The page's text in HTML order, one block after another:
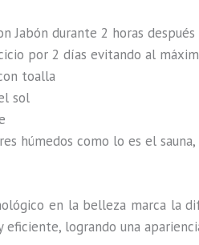
Jabón durante 2 horas
por 2 días evitando al
toalla
sol
húmedos como lo es el
en la belleza marca la
eficiente, logrando una